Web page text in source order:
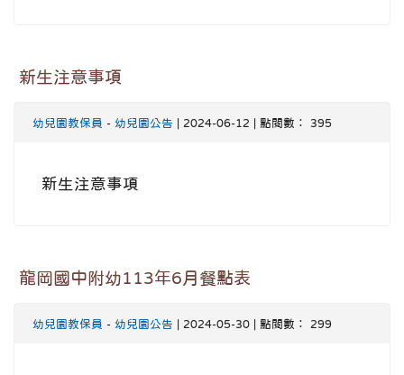
新生注意事項
幼兒園教保員 - 幼兒園公告 | 2024-06-12 | 點閱數： 395
新生注意事項
龍岡國中附幼113年6月餐點表
幼兒園教保員 - 幼兒園公告 | 2024-05-30 | 點閱數： 299